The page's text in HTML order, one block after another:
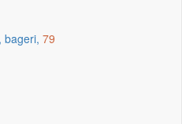
bageri, 79